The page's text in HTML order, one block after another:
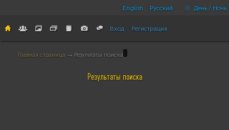
English Русский День / Ночь
Вход Регистрация
Главная страница → Результаты поиска
Результаты поиска